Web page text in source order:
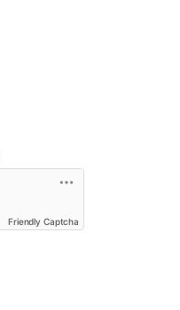
Friendly Captcha